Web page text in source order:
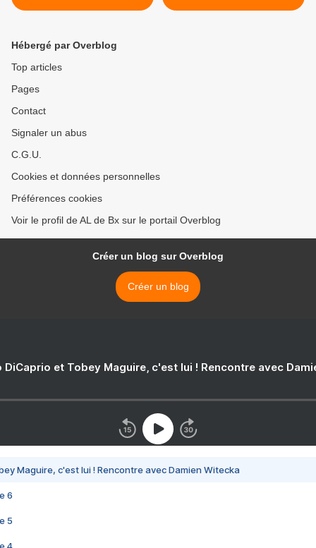
Hébergé par Overblog
Top articles
Pages
Contact
Signaler un abus
C.G.U.
Cookies et données personnelles
Préférences cookies
Voir le profil de AL de Bx sur le portail Overblog
Créer un blog sur Overblog
Créer un blog
DiCaprio et Tobey Maguire, c'est lui ! Rencontre avec
Maguire, c'est lui ! Rencontre avec Damien Witecka
6
5